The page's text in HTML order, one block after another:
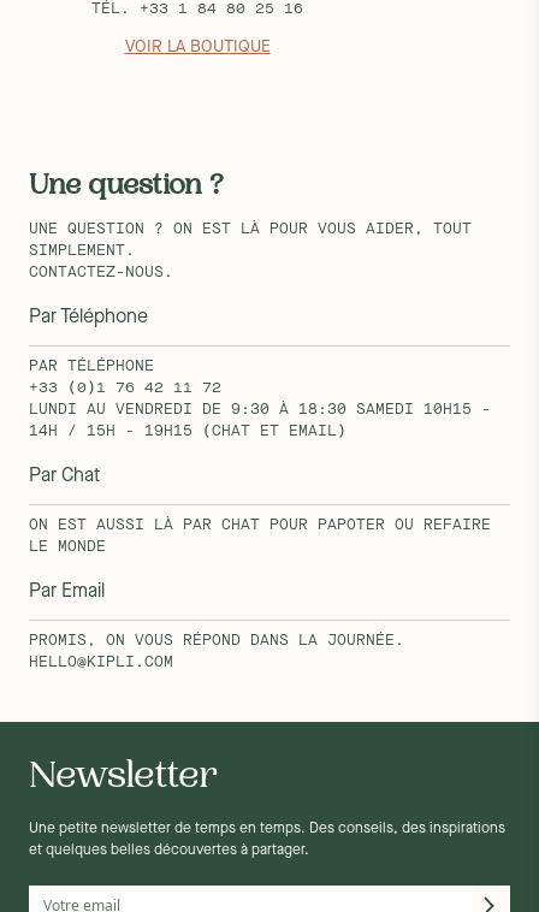
TÉL. +33 1 84 80 25 16
VOIR LA BOUTIQUE
Une question ?
UNE QUESTION ? ON EST LÀ POUR VOUS AIDER, TOUT
SIMPLEMENT.
CONTACTEZ-NOUS.
Par Téléphone
PAR TÉLÉPHONE
+33 (0)1 76 42 11 72
LUNDI AU VENDREDI DE 9:30 À 18:30 SAMEDI 10H15 -
14H / 15H - 19H15 (CHAT ET EMAIL)
Par Chat
ON EST AUSSI LÀ PAR CHAT POUR PAPOTER OU REFAIRE
LE MONDE
Par Email
PROMIS, ON VOUS RÉPOND DANS LA JOURNÉE.
HELLO@KIPLI.COM
Newsletter
Une petite newsletter de temps en temps. Des conseils, des inspirations
et quelques belles découvertes à partager.